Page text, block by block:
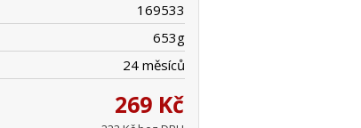
169533
653g
24 měsíců
269 Kč